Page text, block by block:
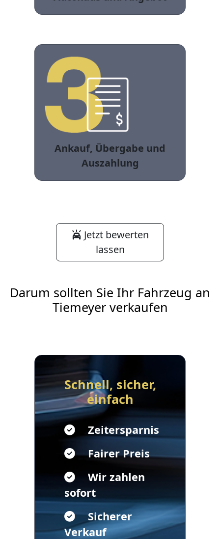
Ankauf, Übergabe und
Auszahlung
Jetzt bewerten
lassen
Darum sollten Sie Ihr Fahrzeug an
Tiemeyer verkaufen
Schnell, sicher,
einfach
Zeitersparnis
Fairer Preis
Wir zahlen
sofort
Sicherer
Verkauf